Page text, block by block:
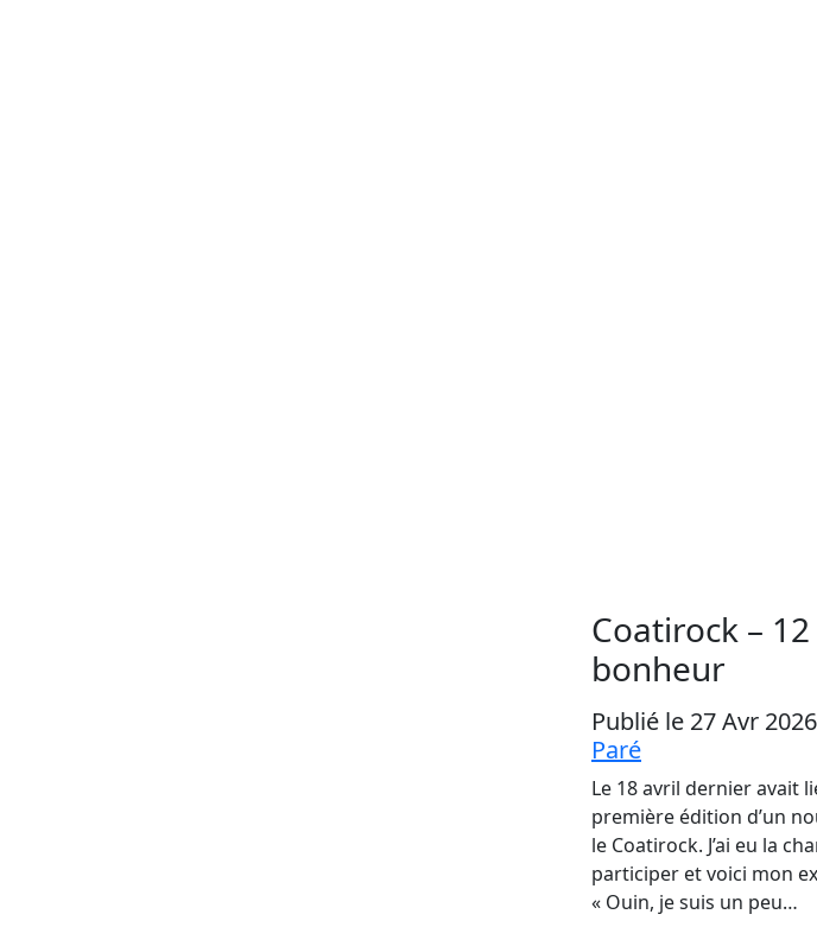
Coatirock –
bonheur
Publié le 27 Avr 2026
Paré
Le 18 avril dernier avait
première édition d’un
le Coatirock. J’ai eu la
participer et voici mon
« Ouin, je suis un peu…